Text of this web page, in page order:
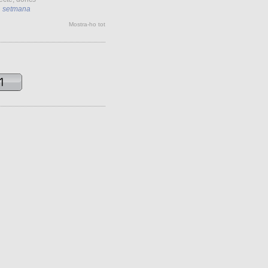
setmana
Mostra-ho tot